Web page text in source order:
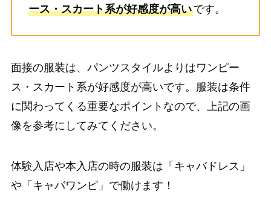
ース・スカート系が好感度が高いです。
面接の服装は、パンツスタイルよりはワンピー
ス・スカート系が好感度が高いです。服装は条件
に関わってくる重要なポイントなので、上記の画
像を参考にしてみてください。
体験入店や本入店の時の服装は「キャバドレス」
や「キャバワンピ」で働けます！